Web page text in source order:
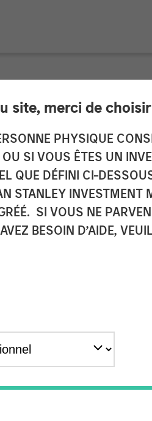
site, merci de
PHYSIQUE
SI VOUS ÊTES UN
QUE DÉFINI CI-
STANLEY
SI VOUS NE
BESOIN D’AIDE,
Stanley
6, 2025
Investment Management
registration statements